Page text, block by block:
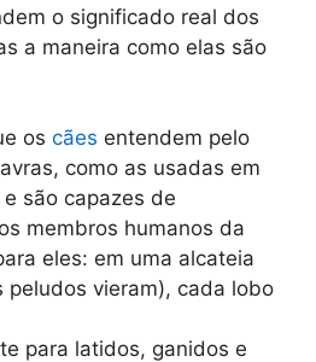
o significado real dos
a maneira como elas são
os cães entendem pelo
como as usadas em
são capazes de
membros humanos da
eles: em uma alcateia
peludos vieram), cada lobo
para latidos, ganidos e